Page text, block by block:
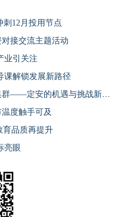
刺12月投用节点
接交流主题活动
业引关注
课解锁发展新路径
2025年打造百亿级热带食品加工产业集群——定安的机遇与挑战新闻发布会召开
度触手可及
育品质再提升
亮眼